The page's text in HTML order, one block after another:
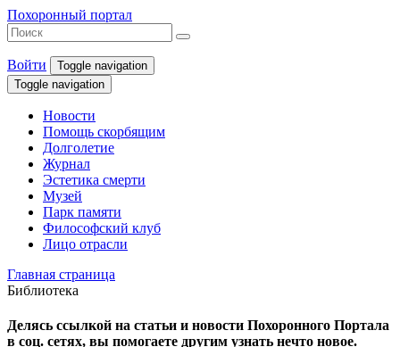
Похоронный портал
Войти
Toggle navigation
Toggle navigation
Новости
Помощь скорбящим
Долголетие
Журнал
Эстетика смерти
Музей
Парк памяти
Философский клуб
Лицо отрасли
Главная страница
Библиотека
Делясь ссылкой на статьи и новости Похоронного Портала
в соц. сетях, вы помогаете другим узнать нечто новое.